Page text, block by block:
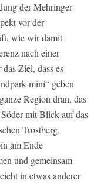
der Mehringer
vor der
wie wir damit
nach einer
Ziel, dass es
mini“ geben
Region dran, das
mit Blick auf das
Trostberg,
am Ende
und gemeinsam
in etwas anderer